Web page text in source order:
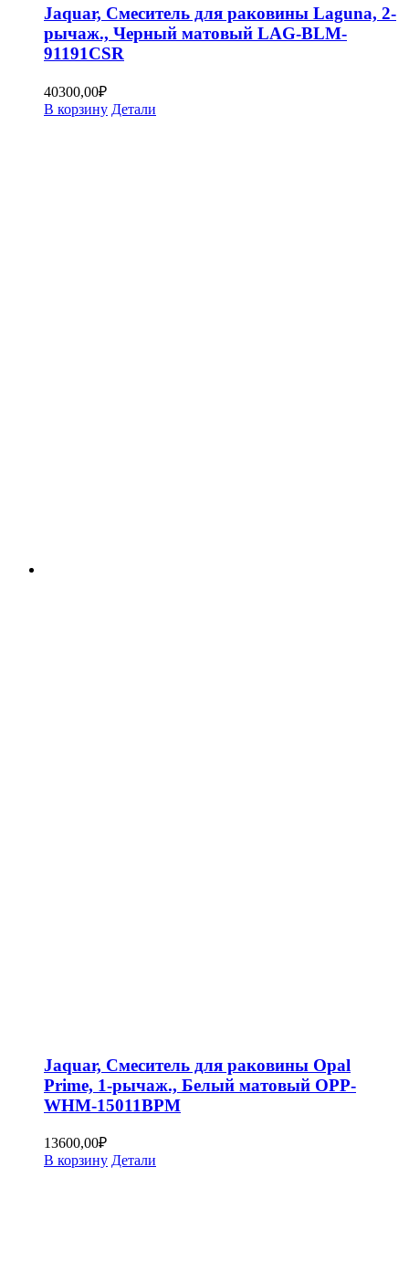
Jaquar, Смеситель для раковины Laguna, 2-
рычаж., Черный матовый LAG-BLM-
91191CSR
40300,00₽
В корзину Детали
Jaquar, Смеситель для раковины Opal
Prime, 1-рычаж., Белый матовый OPP-
WHM-15011BPM
13600,00₽
В корзину Детали